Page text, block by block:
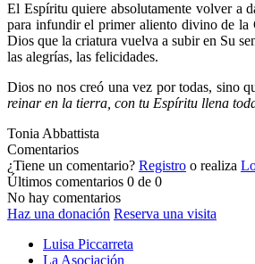
El Espíritu quiere absolutamente volver a
para infundir el primer aliento divino de la
Dios que la criatura vuelva a subir en Su
las alegrías, las felicidades.
Dios no nos creó una vez por todas, sino
reinar en la tierra, con tu Espíritu llena
Tonia Abbattista
Comentarios
¿Tiene un comentario? Registro o realiza
Últimos comentarios 0 de 0
No hay comentarios
Haz una donación Reserva una visita
Luisa Piccarreta
La Asociación